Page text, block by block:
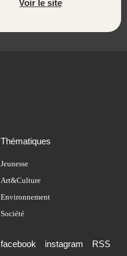
Voir le site
Thématiques
Jeunesse
Art&Culture
Environnement
Société
facebook instagram RSS